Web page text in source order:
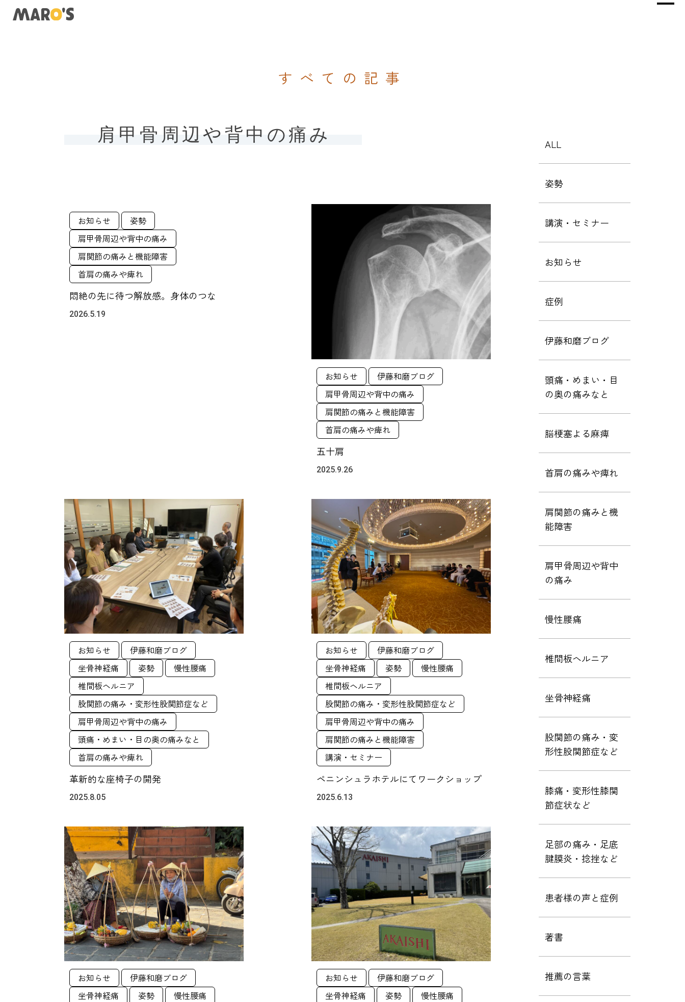
すべての記事
肩甲骨周辺や背中の痛み
お知らせ
姿勢
肩甲骨周辺や背中の痛み
肩関節の痛みと機能障害
首肩の痛みや痺れ
悶絶の先に待つ解放感。身体のつな
2026.5.19
お知らせ
伊藤和磨ブログ
肩甲骨周辺や背中の痛み
肩関節の痛みと機能障害
首肩の痛みや痺れ
五十肩
2025.9.26
お知らせ
伊藤和磨ブログ
坐骨神経痛
姿勢
慢性腰痛
椎間板ヘルニア
股関節の痛み・変形性股関節症など
肩甲骨周辺や背中の痛み
頭痛・めまい・目の奥の痛みなと
首肩の痛みや痺れ
革新的な座椅子の開発
2025.8.05
お知らせ
伊藤和磨ブログ
坐骨神経痛
姿勢
慢性腰痛
椎間板ヘルニア
股関節の痛み・変形性股関節症など
肩甲骨周辺や背中の痛み
肩関節の痛みと機能障害
講演・セミナー
ペニンシュラホテルにてワークショップ
2025.6.13
お知らせ
伊藤和磨ブログ
坐骨神経痛
姿勢
慢性腰痛
お知らせ
伊藤和磨ブログ
坐骨神経痛
姿勢
慢性腰痛
ALL
姿勢
講演・セミナー
お知らせ
症例
伊藤和磨ブログ
頭痛・めまい・目
の奥の痛みなと
脳梗塞よる麻痺
首肩の痛みや痺れ
肩関節の痛みと機
能障害
肩甲骨周辺や背中
の痛み
慢性腰痛
椎間板ヘルニア
坐骨神経痛
股関節の痛み・変
形性股関節症など
膝痛・変形性膝関
節症状など
足部の痛み・足底
腱膜炎・捻挫など
患者様の声と症例
著書
推薦の言葉